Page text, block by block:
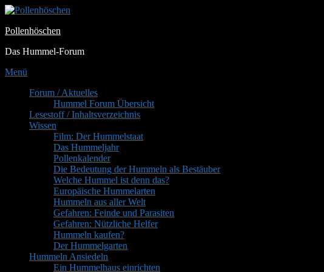
Zum
springen
Pollenhöschen
Das Hummel-Forum
Menü
PrimäresForum / Aktuelles
Hummel Forum Übersicht
Lesestoff / Inhaltsverzeichnis
Wissen
Film: Der Hummelstaat
Das Hummeljahr
Pollenkalender
Die Bedeutung der Hummeln als Bestäuber
Welche Hummel ist denn das?
Europäische Hummelarten
Hummeln aus aller Welt
Gefahren: Feinde und Parasiten
Gefahren: Nützliche Helfer
Hummeln kaufen?
Der Hummelgarten
Hummeln Ansiedeln
Ein Hummelhaus einrichten